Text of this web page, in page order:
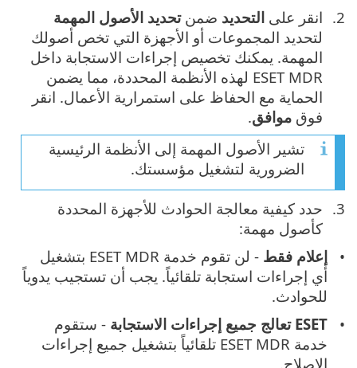
انقر على التحديد ضمنتحديد الأصول المهمة
لتحديد المجموعات أو الأجهزة التي تخص أصولك
المهمة. يمكنك تخصيص إجراءات الاستجابة داخل
ESET MDR لهذه الأنظمة المحددة، مما يضمن
الحماية مع الحفاظ على استمرارية الأعمال. انقر
فوق ‎ موافق.
تشير الأصول المهمة إلى الأنظمة الرئيسية
الضرورية لتشغيل مؤسستك.
حدد كيفية معالجة الحوادث للأجهزة المحددة
كأصول مهمة:
إعلام فقط
- لن تقوم خدمة ESET MDR بتشغيل
أي إجراءات استجابة تلقائياً. يجب أن تستجيب يدوياً
للحوادث.
ESET تعالج جميع إجراءات الاستجابة
- ستقوم
خدمة ESET MDR تلقائياً بتشغيل جميع إجراءات
الإصلاح.